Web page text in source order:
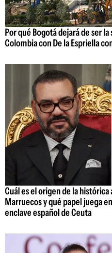
Por qué Bogotá dejará de ser
Colombia con De la Espriella
Cuál es el origen de la histórica
Marruecos y qué papel juega
enclave español de Ceuta